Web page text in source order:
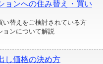
ョンへの住み替え・買い
い替えをご検討されている方
ョンについて解説
し価格の決め方